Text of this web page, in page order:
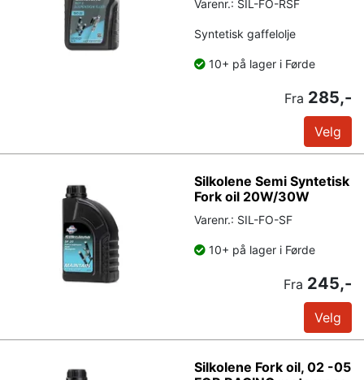
Varenr.: SIL-FO-RSF
Syntetisk gaffelolje
10+ på lager i Førde
Fra 285,-
Velg
Silkolene Semi Syntetisk
Fork oil 20W/30W
Varenr.: SIL-FO-SF
10+ på lager i Førde
Fra 245,-
Velg
Silkolene Fork oil, 02 -05